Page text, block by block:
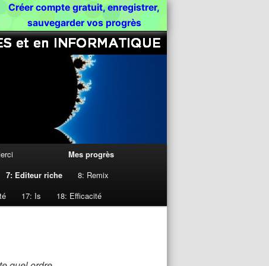
[Python Programming Tutorials]
Mes progrès
7: Editeur riche
8: Remix
17: Is 18: Efficacité
Créer compte gratuit, enregistrer,
sauvegarder vos progrès
Rechercher